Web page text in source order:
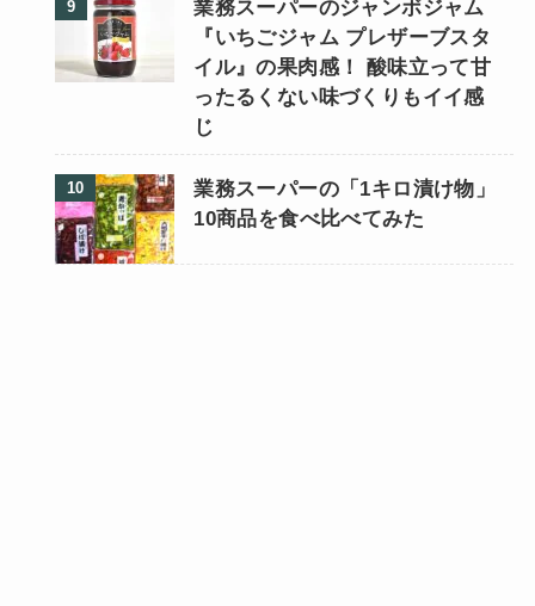
業務スーパーのジャンボジャム
『いちごジャム プレザーブスタ
イル』の果肉感！ 酸味立って甘
ったるくない味づくりもイイ感
じ
業務スーパーの「1キロ漬け物」
10商品を食べ比べてみた